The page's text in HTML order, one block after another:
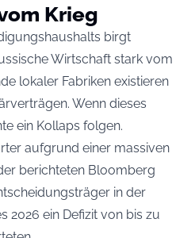
Krieg
birgt
Wirtschaft stark vom
lokaler Fabriken existieren
Wenn dieses
ein Kollaps folgen.
aufgrund einer massiven
berichteten Bloomberg
in der
2026 ein Defizit von bis zu